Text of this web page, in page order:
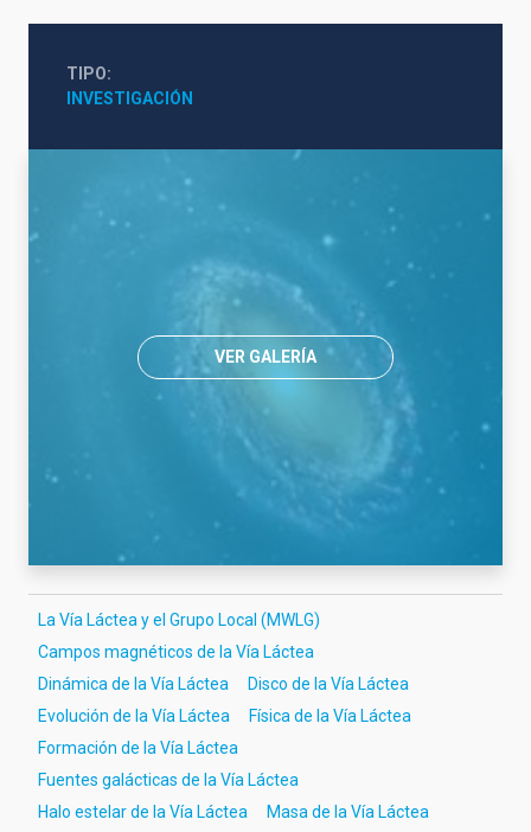
TIPO
INVESTIGACIÓN
VER GALERÍA
La Vía Láctea y el Grupo Local (MWLG)
Campos magnéticos de la Vía Láctea
Dinámica de la Vía Láctea
Disco de la Vía Láctea
Evolución de la Vía Láctea
Física de la Vía Láctea
Formación de la Vía Láctea
Fuentes galácticas de la Vía Láctea
Halo estelar de la Vía Láctea
Masa de la Vía Láctea